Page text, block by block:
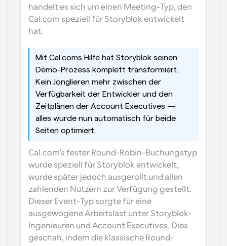
handelt es sich um einen Meeting-Typ, den
Cal.com speziell für Storyblok entwickelt
hat.
Mit Cal.coms Hilfe hat Storyblok seinen
Demo-Prozess komplett transformiert.
Kein Jonglieren mehr zwischen der
Verfügbarkeit der Entwickler und den
Zeitplänen der Account Executives —
alles wurde nun automatisch für beide
Seiten optimiert.
Cal.com's fester Round-Robin-Buchungstyp
wurde speziell für Storyblok entwickelt,
wurde später jedoch ausgerollt und allen
zahlenden Nutzern zur Verfügung gestellt.
Dieser Event-Typ sorgte für eine
ausgewogene Arbeitslast unter Storyblok-
Ingenieuren und Account Executives. Dies
geschah, indem die klassische Round-